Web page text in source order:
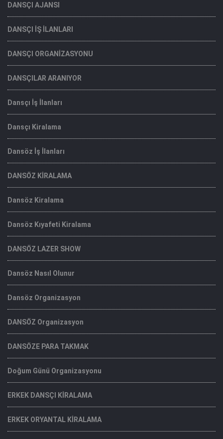
DANSÇI AJANSI
DANSÇI İŞ İLANLARI
DANSÇI ORGANİZASYONU
DANSÇILAR ARANIYOR
Dansçı İş İlanları
Dansçı Kiralama
Dansöz İş İlanları
DANSÖZ KİRALAMA
Dansöz Kiralama
Dansöz Kıyafeti Kiralama
DANSÖZ LAZER SHOW
Dansöz Nasıl Olunur
Dansöz Organizasyon
DANSÖZ Organizasyon
DANSÖZE PARA TAKMAK
Doğum Günü Organizasyonu
ERKEK DANSÇI KİRALAMA
ERKEK ORYANTAL KİRALAMA